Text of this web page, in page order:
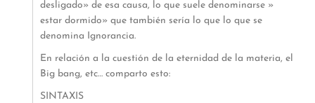
desligado» de esa causa, lo que suele denominarse »
estar dormido» que también sería lo que lo que se
denomina Ignorancia.
En relación a la cuestión de la eternidad de la materia, el
Big bang, etc… comparto esto:
SINTAXIS